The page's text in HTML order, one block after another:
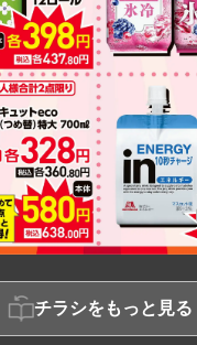
チラシをもっと見る